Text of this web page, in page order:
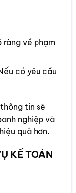
ràng về phạm
có yêu cầu
tin sẽ
nghiệp và
quả hơn.
KẾ TOÁN